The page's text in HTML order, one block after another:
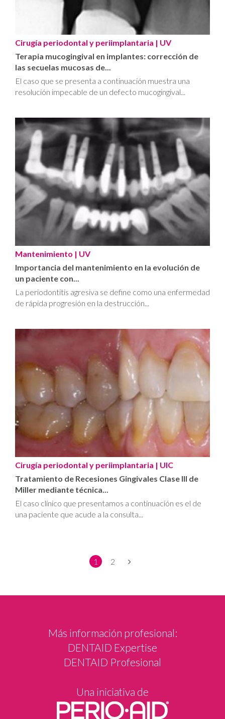
Cirugía periodontal y periimplantaria | UV
Terapia mucogingival en implantes: corrección de
las secuelas mucosas de...
El caso que se presenta a continuación muestra una
resolución impecable de un defecto mucogingival...
Mantenimiento | UV
Importancia del mantenimiento en la evolución de
un paciente con...
La periodontitis agresiva se define como una enfermedad
de rápida progresión en la destrucción...
Cirugía periodontal y periimplantaria | UIC
Tratamiento de Recesiones Gingivales Clase III de
Miller mediante técnica...
El caso clínico que presentamos a continuación es el de
una paciente que acude a la consulta...
1 2
Más información profesional:
DENTAID Expertise
DENTAID Profesional
Una iniciativa de